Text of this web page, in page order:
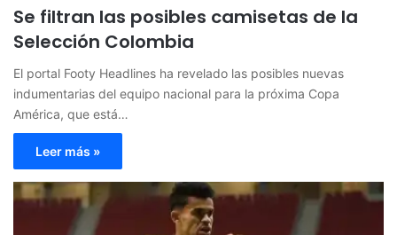
Se filtran las posibles camisetas de la
Selección Colombia
El portal Footy Headlines ha revelado las posibles nuevas
indumentarias del equipo nacional para la próxima Copa
América, que está…
Leer más »